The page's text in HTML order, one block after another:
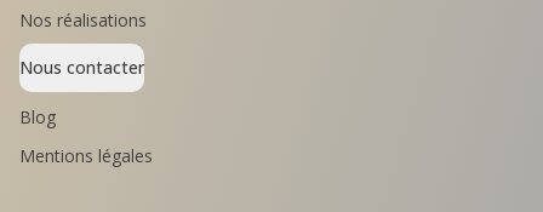
Nos réalisations
Nous contacter
Blog
Mentions légales